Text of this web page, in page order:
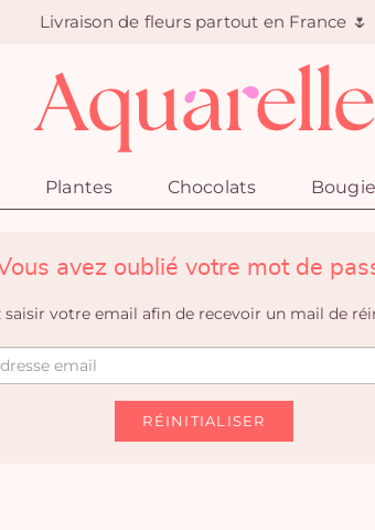
Livraison de fleurs partout en France 🌷
Plantes Chocolats Bougie
avez oublié votre mot de
saisir votre email afin de recevoir un mail de
RÉINITIALISER